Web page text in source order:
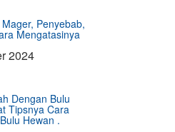
Penyebab,
Mengatasinya
2024
Dengan Bulu
Tipsnya Cara
Hewan .